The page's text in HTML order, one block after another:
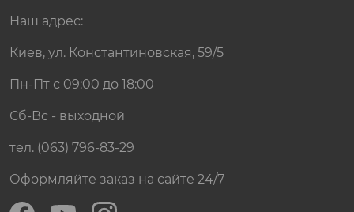
Наш адрес:
Киев, ул. Константиновская, 59/5
Пн-Пт с 09:00 до 18:00
Сб-Вс - выходной
тел. (063) 796-83-29
Оформляйте заказ на сайте 24/7